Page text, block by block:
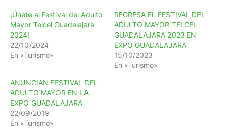
¡Únete al Festival del Adulto
Mayor Telcel Guadalajara
2024!
22/10/2024
En «Turismo»
REGRESA EL FESTIVAL DEL
ADULTO MAYOR TELCEL
GUADALAJARA 2023 EN
EXPO GUADALAJARA
15/10/2023
En «Turismo»
ANUNCIAN FESTIVAL DEL
ADULTO MAYOR EN LA
EXPO GUADALAJARA
22/09/2019
En «Turismo»